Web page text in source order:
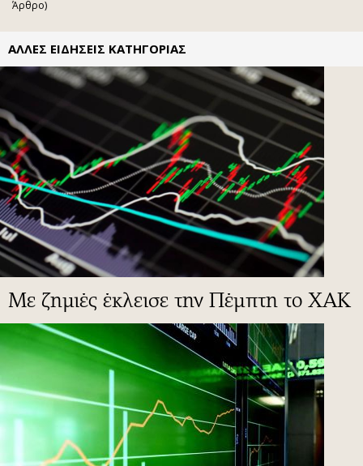
Άρθρο)
ΑΛΛΕΣ ΕΙΔΗΣΕΙΣ ΚΑΤΗΓΟΡΙΑΣ
Με ζημιές έκλεισε την Πέμπτη το ΧΑΚ